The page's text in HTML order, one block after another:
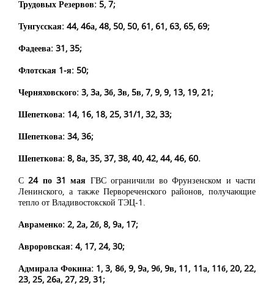
Трудовых Резервов: 5, 7;
Тунгусская: 44, 46а, 48, 50, 50, 61, 61, 63, 65, 69;
Фадеева: 31, 35;
Флотская 1-я: 50;
Черняховского: 3, 3а, 3б, 3в, 5в, 7, 9, 9, 13, 19, 21;
Шепеткова: 14, 16, 18, 25, 31/1, 32, 33;
Шепеткова: 34, 36;
Шепеткова: 8, 8а, 35, 37, 38, 40, 42, 44, 46, 60.
С24 по 31 мая ГВС ограничили во Фрунзенском и части
Ленинского, а также Первореченского районов, получающие
тепло от Владивостокской ТЭЦ-1.
Авраменко: 2, 2а, 2б, 8, 9а, 17;
Авроровская: 4, 17, 24, 30;
Адмирала Фокина: 1, 3, 8б, 9, 9а, 9б, 9в, 11, 11а, 11б, 20, 22,
23, 25, 26а, 27, 29, 31;